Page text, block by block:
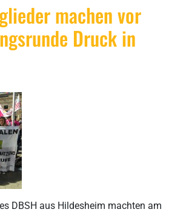
machen vor
Druck in
DBSH aus Hildesheim machten am